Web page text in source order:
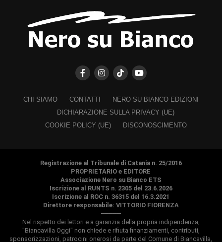
CHI SIAMO CONTATTI
NERO SU BIANCO EDIZIONI
DICHIARAZIONE SULLA PRIVACY (UE)
COOKIE POLICY (UE)
DISCONOSCIMENTO
Registrazione al Tribunale di Catania n. 25/2016
PROPRIETARIO e EDITORE
Associazione Nero su Bianco ETS
Iscrizione al RUNTS n. 2305 del 23.6.2026
Iscrizione al ROC n. 36315 del 16.3.2021
Direttore responsabile: VITTORIO FIORENZA
━━━━━
Nel rispetto dei lettori e a garanzia della propria indipendenza,
"Biancavilla Oggi" non chiede e rifiuta finanziamenti, contributi,
sponsorizzazioni, patrocini onerosi da parte del Comune di Biancavilla,